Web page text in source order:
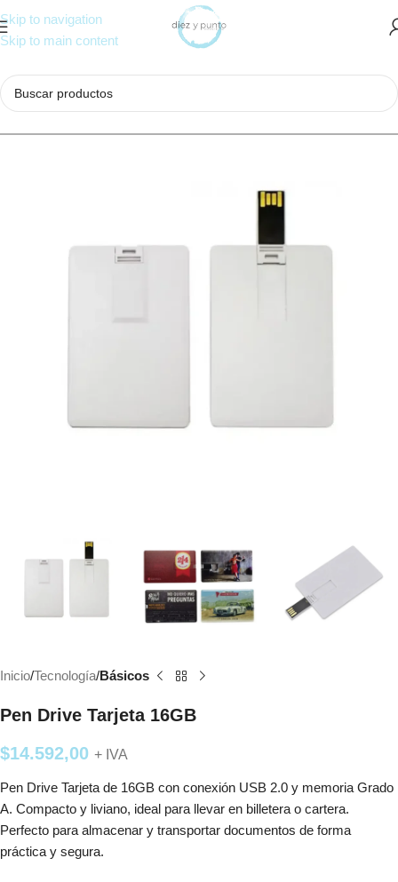
Skip to navigation
Skip to main content
Inicio Tecnología Básicos
Pen Drive Tarjeta 16GB
$14.592,00 + IVA
Pen Drive Tarjeta de 16GB con conexión USB 2.0 y memoria Grado
A. Compacto y liviano, ideal para llevar en billetera o cartera.
Perfecto para almacenar y transportar documentos de forma
práctica y segura.